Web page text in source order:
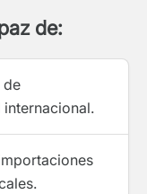
de:
de